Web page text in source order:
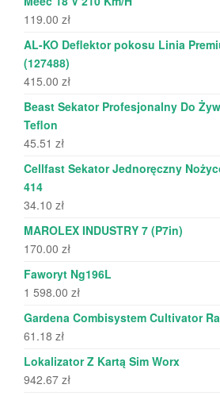
119.00 zł
AL-KO Deflektor pokosu Linia
(127488)
415.00 zł
Beast Sekator Profesjonalny Do
Teflon
45.51 zł
Cellfast Sekator Jednoręczny
414
34.10 zł
MAROLEX INDUSTRY 7 (P7in)
170.00 zł
Faworyt Ng196L
1 598.00 zł
Gardena Combisystem Cultivator
61.18 zł
Lokalizator Z Kartą Sim Worx
942.67 zł